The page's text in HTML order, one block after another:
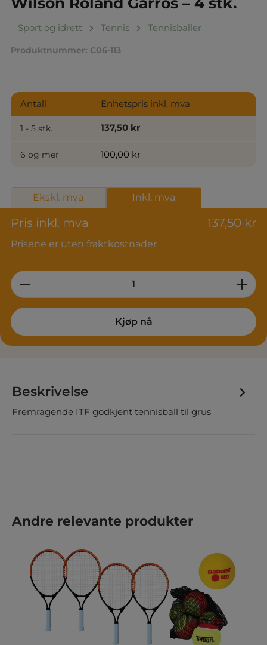
Sport og idrett Tennis Tennisballer
Produktnummer: C06-113
Pris inkl. mva 137,50 kr
Prisene er uten fraktkostnader
Antall Enhetspris inkl. mva
1 - 5 stk. 137,50 kr
6 og mer 100,00 kr
Ekskl. mva Inkl. mva
Product Quantity: Enter the desired
Kjøp nå
Beskrivelse
Fremragende ITF godkjent tennisball til grus
Hopp over produktgalleri
Andre relevante produkter